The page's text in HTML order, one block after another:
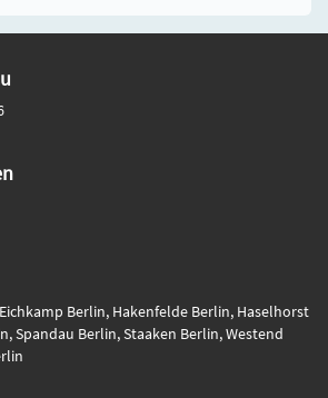
Berlin, Hakenfelde Berlin, Haselhorst
Spandau Berlin, Staaken Berlin, Westend